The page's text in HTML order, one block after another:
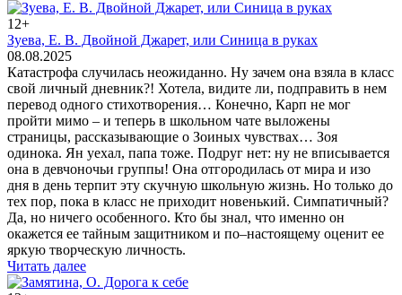
12+
Зуева, Е. В. Двойной Джарет, или Синица в руках
08.08.2025
Катастрофа случилась неожиданно. Ну зачем она взяла в класс
свой личный дневник?! Хотела, видите ли, подправить в нем
перевод одного стихотворения… Конечно, Карп не мог
пройти мимо – и теперь в школьном чате выложены
страницы, рассказывающие о Зоиных чувствах… Зоя
одинока. Ян уехал, папа тоже. Подруг нет: ну не вписывается
она в девчоночьи группы! Она отгородилась от мира и изо
дня в день терпит эту скучную школьную жизнь. Но только до
тех пор, пока в класс не приходит новенький. Симпатичный?
Да, но ничего особенного. Кто бы знал, что именно он
окажется ее тайным защитником и по–настоящему оценит ее
яркую творческую личность.
Читать далее